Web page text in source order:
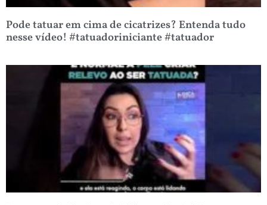
Pode tatuar em cima de cicatrizes? Entenda tudo
nesse vídeo! #tatuadoriniciante #tatuador